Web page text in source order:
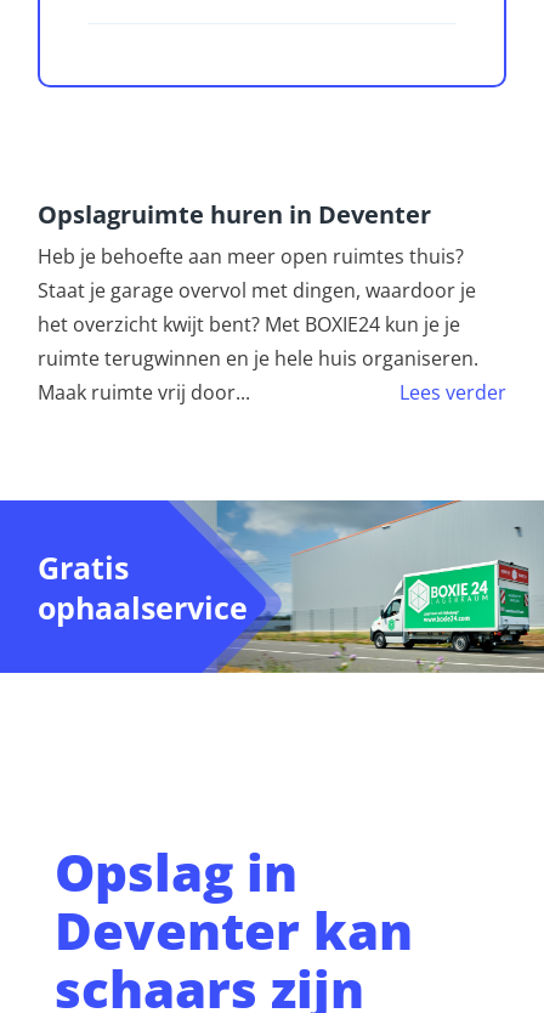
Opslagruimte huren in Deventer
Heb je behoefte aan meer open ruimtes thuis?
Staat je garage overvol met dingen, waardoor je
het overzicht kwijt bent? Met BOXIE24 kun je je
ruimte terugwinnen en je hele huis organiseren.
Maak ruimte vrij door... Lees verder
Gratis
ophaalservice
Opslag in
Deventer kan
schaars zijn